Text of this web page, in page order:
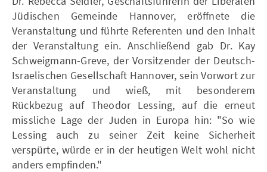
Jüdischen Gemeinde Hannover, eröffnete die
Veranstaltung und führte Referenten und den Inhalt
der Veranstaltung ein. Anschließend gab Dr. Kay
Schweigmann-Greve, der Vorsitzender der Deutsch-
Israelischen Gesellschaft Hannover, sein Vorwort zur
Veranstaltung und wieß, mit besonderem
Rückbezug auf Theodor Lessing, auf die erneut
missliche Lage der Juden in Europa hin: "So wie
Lessing auch zu seiner Zeit keine Sicherheit
verspürte, würde er in der heutigen Welt wohl nicht
anders empfinden."